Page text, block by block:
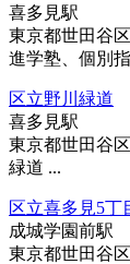
喜多見駅
東京都世田谷
進学塾、個別
区立野川緑道
喜多見駅
東京都世田谷
緑道 ...
区立喜多見5丁
成城学園前駅
東京都世田谷